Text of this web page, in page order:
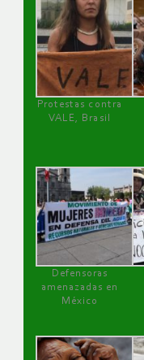
Protestas contra
VALE, Brasil
Defensoras
amenazadas en
México